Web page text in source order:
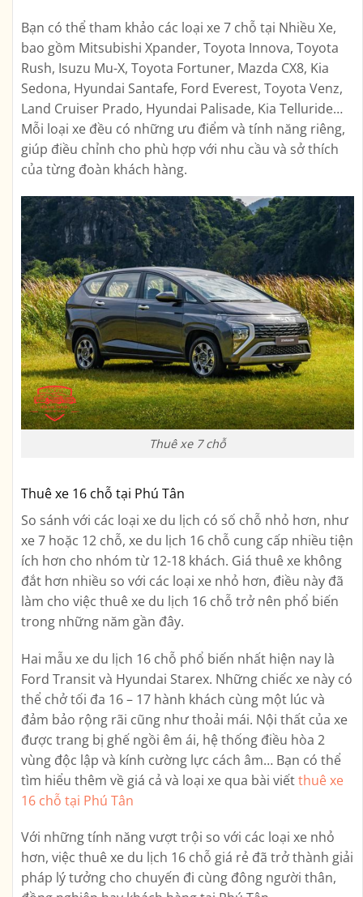
Bạn có thể tham khảo các loại xe 7 chỗ tại Nhiều Xe,
bao gồm Mitsubishi Xpander, Toyota Innova, Toyota
Rush, Isuzu Mu-X, Toyota Fortuner, Mazda CX8, Kia
Sedona, Hyundai Santafe, Ford Everest, Toyota Venz,
Land Cruiser Prado, Hyundai Palisade, Kia Telluride…
Mỗi loại xe đều có những ưu điểm và tính năng riêng,
giúp điều chỉnh cho phù hợp với nhu cầu và sở thích
của từng đoàn khách hàng.
Thuê xe 7 chỗ
Thuê xe 16 chỗ tại Phú Tân
So sánh với các loại xe du lịch có số chỗ nhỏ hơn, như
xe 7 hoặc 12 chỗ, xe du lịch 16 chỗ cung cấp nhiều tiện
ích hơn cho nhóm từ 12-18 khách. Giá thuê xe không
đắt hơn nhiều so với các loại xe nhỏ hơn, điều này đã
làm cho việc thuê xe du lịch 16 chỗ trở nên phổ biến
trong những năm gần đây.
Hai mẫu xe du lịch 16 chỗ phổ biến nhất hiện nay là
Ford Transit và Hyundai Starex. Những chiếc xe này có
thể chở tối đa 16 – 17 hành khách cùng một lúc và
đảm bảo rộng rãi cũng như thoải mái. Nội thất của xe
được trang bị ghế ngồi êm ái, hệ thống điều hòa 2
vùng độc lập và kính cường lực cách âm… Bạn có thể
tìm hiểu thêm về giá cả và loại xe qua bài viếtthuê xe
16 chỗ tại Phú Tân
Với những tính năng vượt trội so với các loại xe nhỏ
hơn, việc thuê xe du lịch 16 chỗ giá rẻ đã trở thành giải
pháp lý tưởng cho chuyến đi cùng đông người thân,